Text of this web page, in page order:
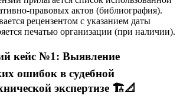
правовых актов (библиография).
рецензентом с указанием даты
печатью организации (при наличии).
кейс №1: Выявление
ошибок в судебной
экспертизе 🏗️📐